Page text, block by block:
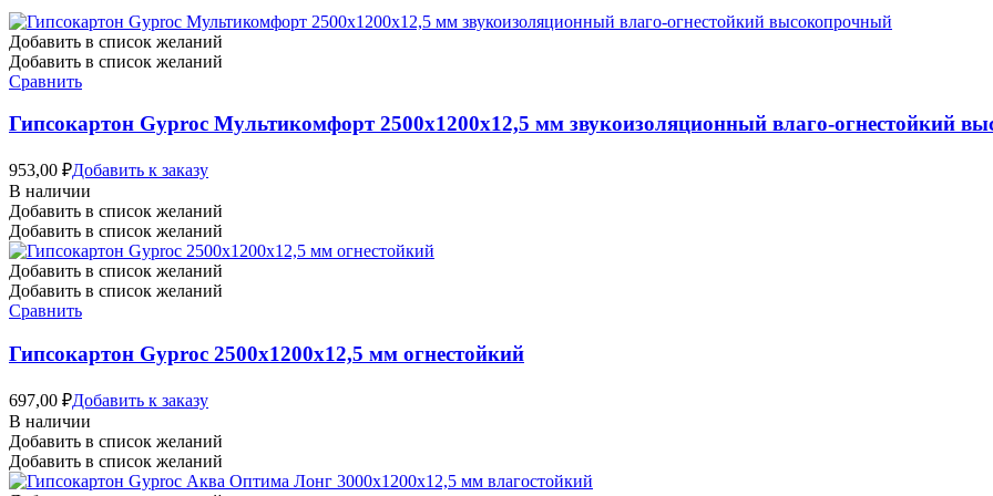
Добавить в список желаний
Добавить в список желаний
Сравнить
Гипсокартон Gyproc Мультикомфорт 2500х1200х12,5 мм звукоизоляционный влаго-огнестойкий
953,00 ₽Добавить к заказу
В наличии
Добавить в список желаний
Добавить в список желаний
Добавить в список желаний
Добавить в список желаний
Сравнить
Гипсокартон Gyproc 2500х1200х12,5 мм огнестойкий
697,00 ₽Добавить к заказу
В наличии
Добавить в список желаний
Добавить в список желаний